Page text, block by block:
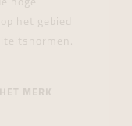
hoge
het gebied
MERK